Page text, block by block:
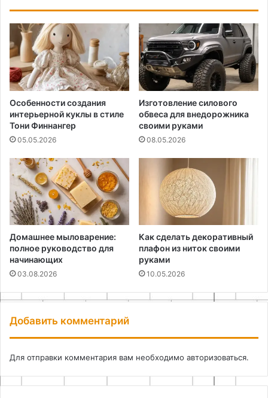
Особенности создания
интерьерной куклы в стиле
Тони Финнангер
05.05.2026
Изготовление силового
обвеса для внедорожника
своими руками
08.05.2026
Домашнее мыловарение:
полное руководство для
начинающих
03.08.2026
Как сделать декоративный
плафон из ниток своими
руками
10.05.2026
Добавить комментарий
Для отправки комментария вам необходимо авторизоваться.